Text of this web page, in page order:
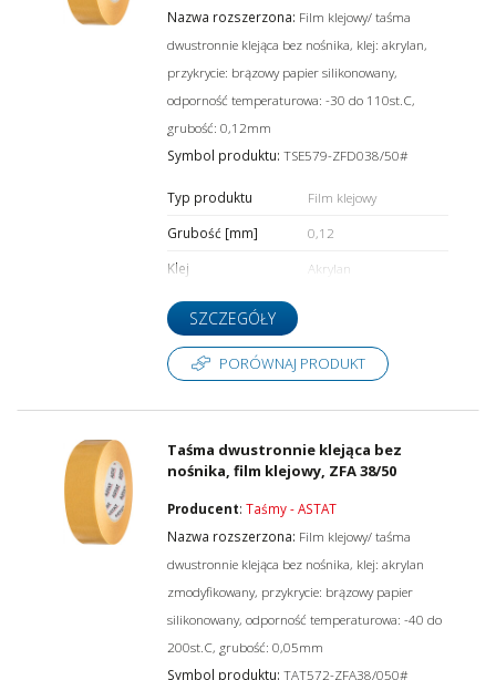
Nazwa rozszerzona: Film klejowy/ taśma
dwustronnie klejąca bez nośnika, klej: akrylan,
przykrycie: brązowy papier silikonowany,
odporność temperaturowa: -30 do 110st.C,
grubość: 0,12mm
Symbol produktu:TSE579-ZFD038/50#
Typ produktu
Film klejowy
Grubość [mm]
0,12
Klej
Akrylan
SZCZEGÓŁY
PORÓWNAJ PRODUKT
Taśma dwustronnie klejąca bez
nośnika, film klejowy, ZFA 38/50
Producent:Taśmy - ASTAT
Nazwa rozszerzona: Film klejowy/ taśma
dwustronnie klejąca bez nośnika, klej: akrylan
zmodyfikowany, przykrycie: brązowy papier
silikonowany, odporność temperaturowa: -40 do
200st.C, grubość: 0,05mm
Symbol produktu:TAT572-ZFA38/050#